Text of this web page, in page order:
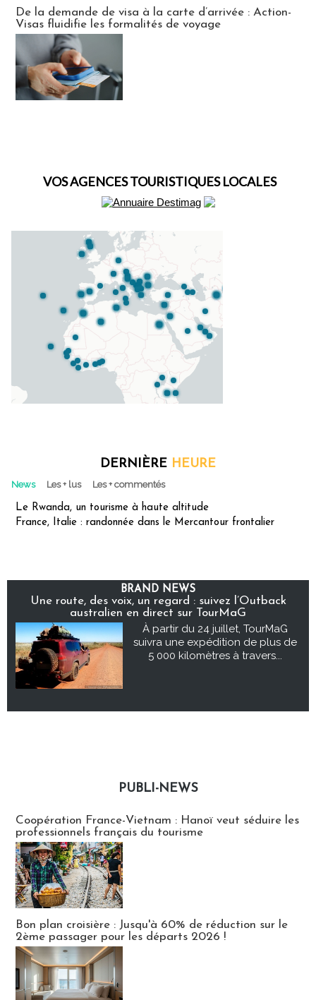
De la demande de visa à la carte d’arrivée : Action-
Visas fluidifie les formalités de voyage
VOS AGENCES TOURISTIQUES LOCALES
DERNIÈRE HEURE
News Les + lus Les + commentés
Le Rwanda, un tourisme à haute altitude
France, Italie : randonnée dans le Mercantour frontalier
BRAND NEWS
Une route, des voix, un regard : suivez l’Outback
australien en direct sur TourMaG
À partir du 24 juillet, TourMaG
suivra une expédition de plus de
5 000 kilomètres à travers...
PUBLI-NEWS
Coopération France-Vietnam : Hanoï veut séduire les
professionnels français du tourisme
Bon plan croisière : Jusqu'à 60% de réduction sur le
2ème passager pour les départs 2026 !